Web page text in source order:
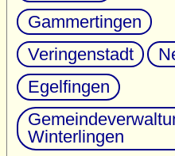
Gammertingen
Veringenstadt
Egelfingen
Winterlingen